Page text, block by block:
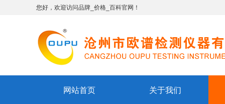
您好，欢迎访问品牌_价格_百科官网！
网站首页 关于我们